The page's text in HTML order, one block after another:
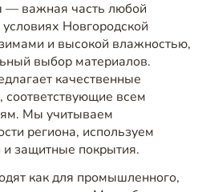
— важная часть любой
Новгородской
и высокой влажностью,
выбор материалов.
качественные
соответствующие всем
Мы учитываем
региона, используем
защитные покрытия.
как для промышленного,